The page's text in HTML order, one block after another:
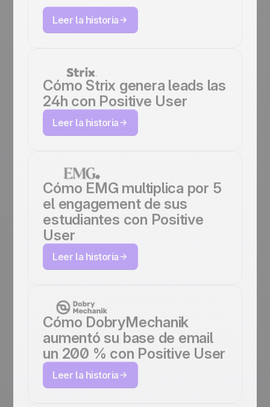
Leer la historia
Cómo Strix genera leads las
24h con Positive User
Leer la historia
Cómo EMG multiplica por 5
el engagement de sus
estudiantes con Positive
User
Leer la historia
Cómo DobryMechanik
aumentó su base de email
un 200 % con Positive User
Leer la historia